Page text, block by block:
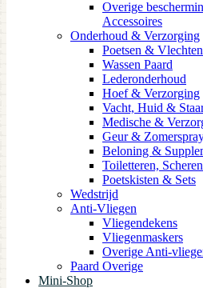
Overige
Accessoires
Onderhoud & Verzorging
Poetsen & Vlechten
Wassen Paard
Lederonderhoud
Hoef & Verzorging
Vacht, Huid &
Medische &
Geur &
Beloning &
Toiletteren,
Poetskisten & Sets
Wedstrijd
Anti-Vliegen
Vliegendekens
Vliegenmaskers
Overige Anti-
Paard Overige
Mini-Shop